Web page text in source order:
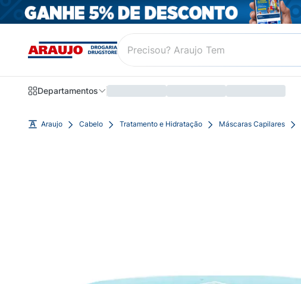
Departamentos
Araujo Cabelo Tratamento e Hidratação Máscaras Capilares